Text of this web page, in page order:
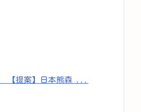
【提案】日本熊森 ...